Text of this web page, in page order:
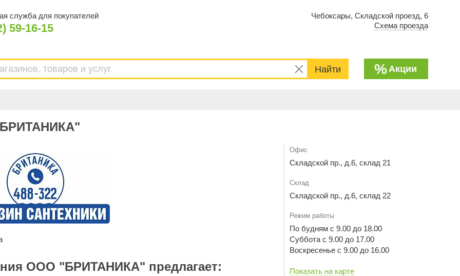
Чебоксары, Складской проезд, 6
Схема проезда
служба для покупателей
59-16-15
%Акции
ООО "БРИТАНИКА" предлагает:
Офис
Складской пр., д.6, склад 21
Склад
Складской пр., д.6, склад 22
Режим работы
По будням с 9.00 до 18.00
Суббота с 9.00 до 17.00
Воскресенье с 9.00 до 16.00
Показать на карте